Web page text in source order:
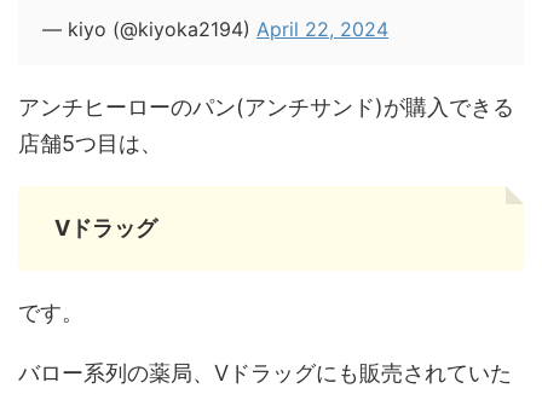
— kiyo (@kiyoka2194) April 22, 2024
アンチヒーローのパン(アンチサンド)が購入できる
店舗5つ目は、
Vドラッグ
です。
バロー系列の薬局、Vドラッグにも販売されていた